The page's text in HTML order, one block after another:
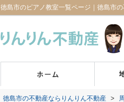
徳島市のピアノ教室一覧ページ｜徳島市
徳島市の不動産ならりんりん不動産 >